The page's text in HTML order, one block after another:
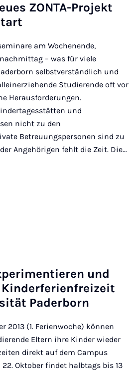
ZON­TA-Pro­jekt
am Wochenende,
– was für viele
selbstverständlich und
Studierende oft vor
Herausforderungen.
und
nicht zu den
Betreuungspersonen sind zu
Angehörigen fehlt die Zeit. Die…
und
Kin­der­fe­ri­en­frei­zeit
Pa­der­born
2013 (1. Ferienwoche) können
Eltern ihre Kinder wieder
direkt auf dem Campus
22. Oktober findet halbtags bis 13